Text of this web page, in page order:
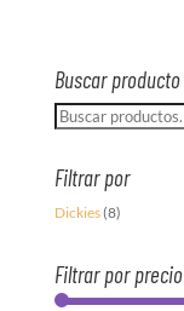
Buscar producto
Buscar
Filtrar por
Dickies(8)
Filtrar por precio